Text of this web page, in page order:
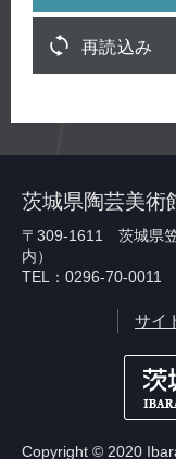
再読込み
茨城県陶芸美術
〒309-1611 茨城県
内）
TEL：0296-70-0011
サイ
Copyright © 2020